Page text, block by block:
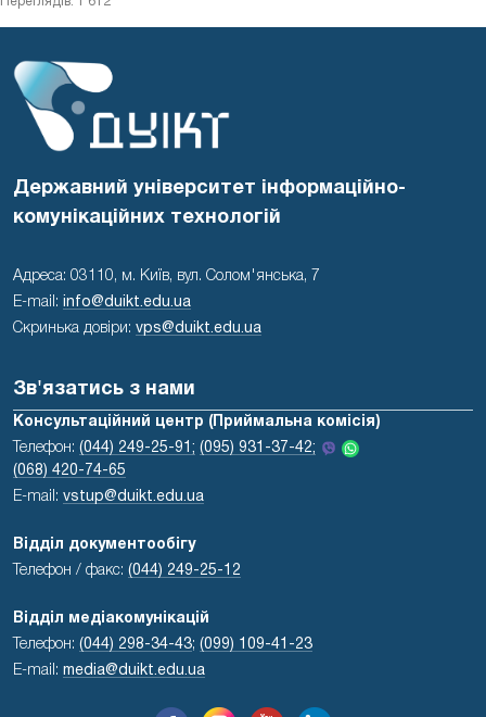
Державний університет інформаційно-
комунікаційних технологій
Адреса: 03110, м. Київ, вул. Солом'янська, 7
E-mail:
info@duikt.edu.ua
Скринька довіри: vps@duikt.edu.ua
Зв'язатись з нами
Консультаційний центр (Приймальна комісія)
Телефон: (044) 249-25-91; (095) 931-37-42;
(068) 420-74-65
E-mail: vstup@duikt.edu.ua
Відділ документообігу
Телефон / факс: (044) 249-25-12
Відділ медіакомунікацій
Телефон: (044) 298-34-43; (099) 109-41-23
E-mail: media@duikt.edu.ua